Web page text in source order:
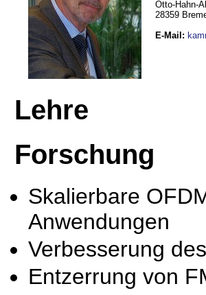
Otto-Hahn-
28359
E-Mail :
Lehre
Forschung
Skalierbare
Anwendungen
Verbesserung
Entzerrung von